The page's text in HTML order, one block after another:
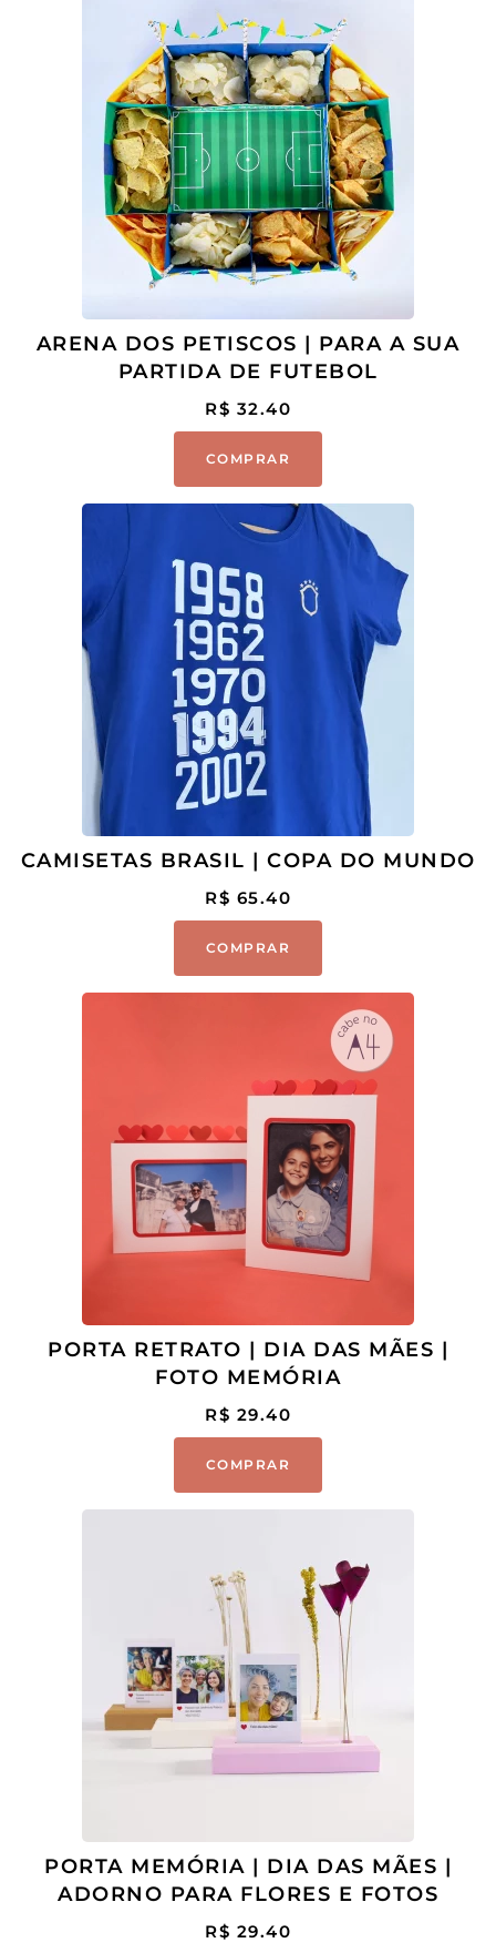
ARENA DOS PETISCOS | PARA A SUA
PARTIDA DE FUTEBOL
R$ 32.40
COMPRAR
CAMISETAS BRASIL | COPA DO MUNDO
R$ 65.40
COMPRAR
PORTA RETRATO | DIA DAS MÃES |
FOTO MEMÓRIA
R$ 29.40
COMPRAR
PORTA MEMÓRIA | DIA DAS MÃES |
ADORNO PARA FLORES E FOTOS
R$ 29.40